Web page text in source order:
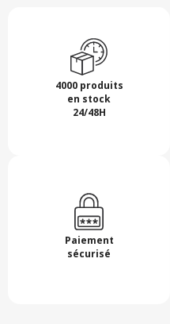
4000 produits
en stock
24/48H
Paiement
sécurisé